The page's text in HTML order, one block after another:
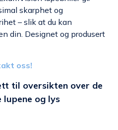
skarphet og
–slik at du kan
din . Designet og produsert
oss!
til oversikten over de
og lys